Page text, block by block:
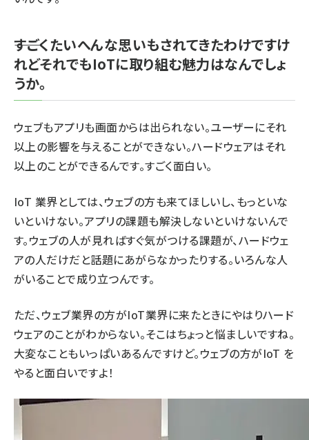
――すごくたいへんな思いもされてきたわけですけ
れどそれでもIoTに取り組む魅力はなんでしょ
うか。
ウェブもアプリも画面からは出られない。ユーザーにそれ
以上の影響を与えることができない。ハードウェアはそれ
以上のことができるんです。すごく面白い。
IoT 業界としては、ウェブの方も来てほしいし、もっといな
いといけない。アプリの課題も解決しないといけないんで
す。ウェブの人が見ればすぐ気がつける課題が、ハードウェ
アの人だけだと話題にあがらなかったりする。いろんな人
がいることで成り立つんです。
ただ、ウェブ業界の方がIoT業界に来たときにやはりハード
ウェアのことがわからない。そこはちょっと悩ましいですね。
大変なこともいっぱいあるんですけど。ウェブの方がIoT を
やると面白いですよ！